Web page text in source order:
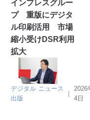
インプレスグルー
プ 重版にデジタ
ル印刷活用 市場
縮小受けDSR利用
拡大
デジタル ニュース
出版
｜
2026
4日